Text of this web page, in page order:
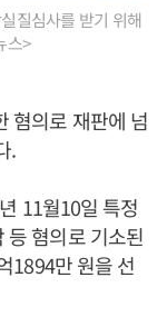
질심사를 받기 위해
스>
혐의로 재판에 넘
.
11월10일 특정
등 혐의로 기소된
1894만 원을 선